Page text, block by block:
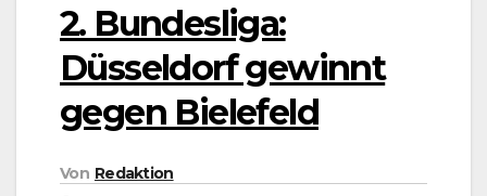
2. Bundesliga:
Düsseldorf gewinnt
gegen Bielefeld
Von Redaktion